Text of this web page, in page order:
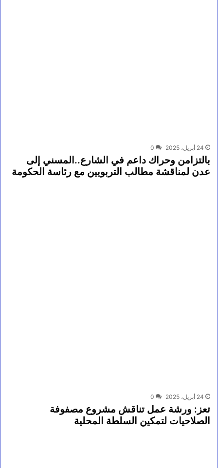
24 أبريل، 2025 0
بالتزامن وحراك داعم في الشارع..المسني إلى
عدن لمناقشة مطالب التربويين مع رئاسة الحكومة
24 أبريل، 2025 0
تعز: ورشة عمل تناقش مشروع مصفوفة
الصلاحيات لتمكين السلطة المحلية